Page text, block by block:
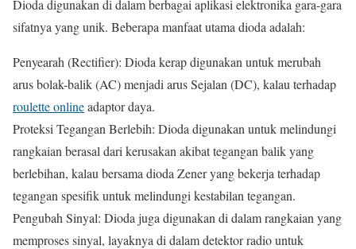
Dioda digunakan di dalam berbagai aplikasi elektronika gara-gara
sifatnya yang unik. Beberapa manfaat utama dioda adalah:
Penyearah (Rectifier): Dioda kerap digunakan untuk merubah
arus bolak-balik (AC) menjadi arus Sejalan (DC), kalau terhadap
roulette onlineadaptor daya.
Proteksi Tegangan Berlebih: Dioda digunakan untuk melindungi
rangkaian berasal dari kerusakan akibat tegangan balik yang
berlebihan, kalau bersama dioda Zener yang bekerja terhadap
tegangan spesifik untuk melindungi kestabilan tegangan.
Pengubah Sinyal: Dioda juga digunakan di dalam rangkaian yang
memproses sinyal, layaknya di dalam detektor radio untuk